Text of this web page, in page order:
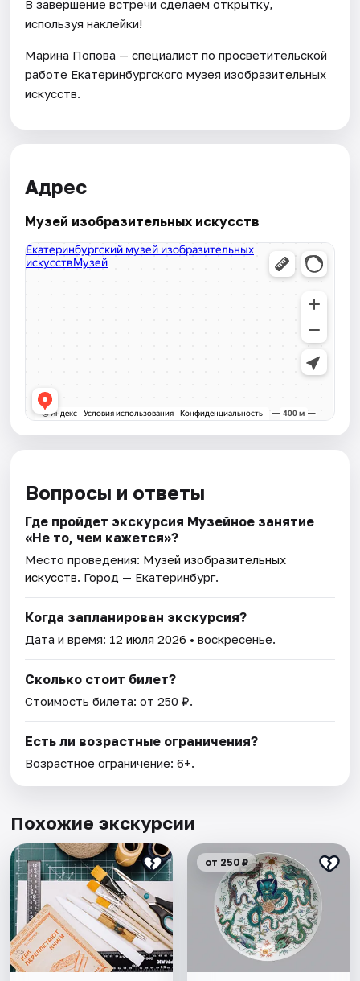
В завершение встречи сделаем открытку,
используя наклейки!
Марина Попова — специалист по просветительской
работе Екатеринбургского музея изобразительных
искусств.
Адрес
Музей изобразительных искусств
Вопросы и ответы
Где пройдет экскурсия Музейное занятие
«Не то, чем кажется»?
Место проведения: Музей изобразительных
искусств. Город — Екатеринбург.
Когда запланирован экскурсия?
Дата и время: 12 июля 2026 • воскресенье.
Сколько стоит билет?
Стоимость билета: от 250 ₽.
Есть ли возрастные ограничения?
Возрастное ограничение: 6+.
Похожие экскурсии
от 250 ₽